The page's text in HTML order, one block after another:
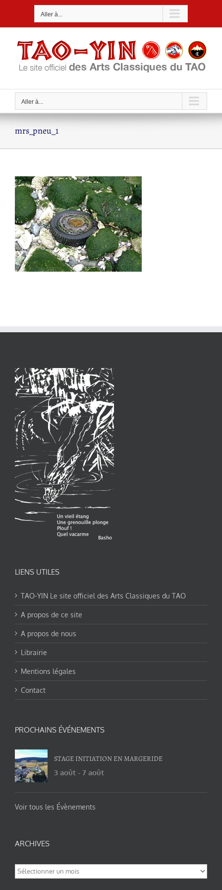
Aller à...
Aller à...
mrs_pneu_1
LIENS UTILES
TAO-YIN Le site officiel des Arts Classiques du TAO
A propos de ce site
A propos de nous
Librairie
Mentions légales
Contact
PROCHAINS ÉVÉNEMENTS
STAGE INITIATION EN MARGERIDE
3 août - 7 août
Voir tous les Évènements
ARCHIVES
Archives